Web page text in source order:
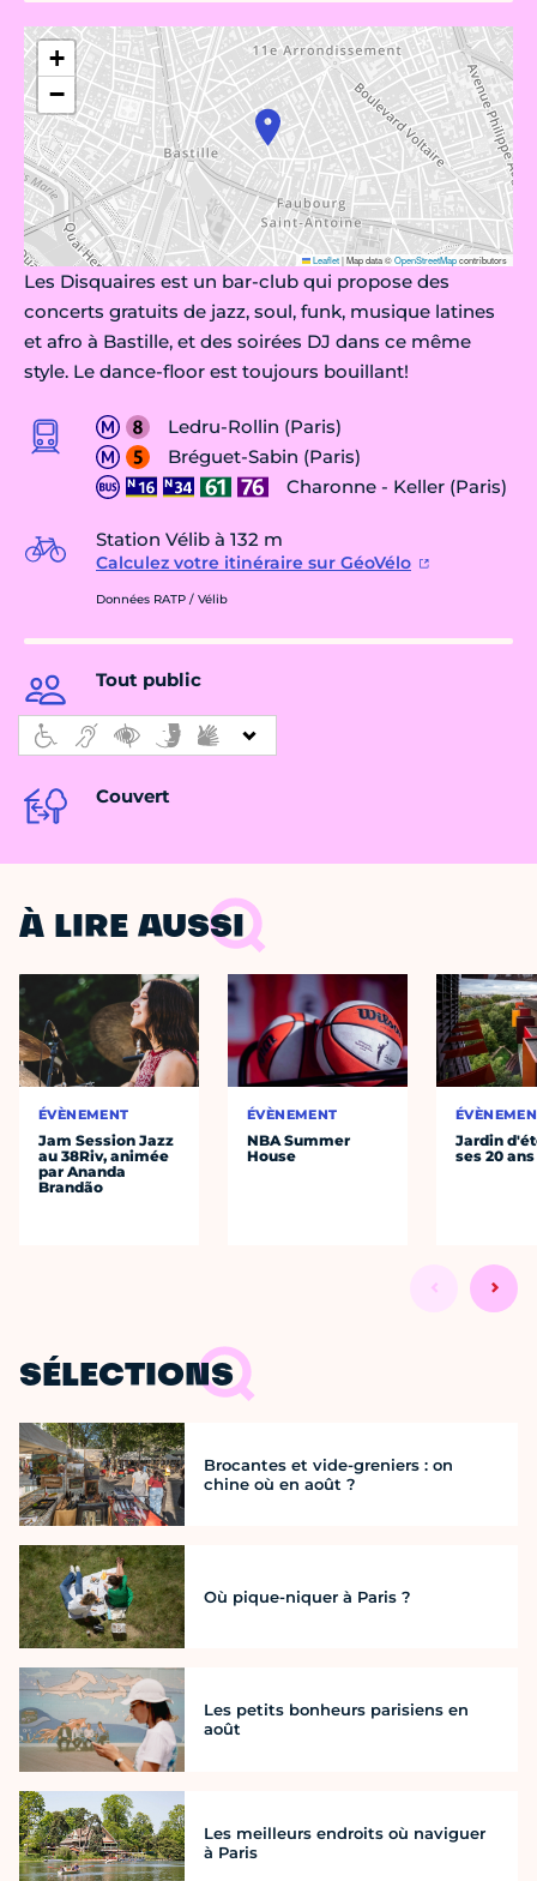
+
−
Leaflet|Map data ©OpenStreetMapcontributors
Les Disquaires est un bar-club qui propose des
concerts gratuits de jazz, soul, funk, musique latines
et afro à Bastille, et des soirées DJ dans ce même
style. Le dance-floor est toujours bouillant!
Ledru-Rollin (Paris)
Bréguet-Sabin (Paris)
Charonne - Keller (Paris)
Station Vélib à 132 m
Calculez votre itinéraire sur GéoVélo
Données RATP / Vélib
Tout public
Couvert
À LIRE AUSSI
ÉVÈNEMENT
Jam Session Jazz
au 38Riv, animée
par Ananda
Brandão
ÉVÈNEMENT
NBA Summer
House
Jardin
ses 20 ans
SÉLECTIONS
Brocantes et vide-greniers : on
chine où en août ?
Où pique-niquer à Paris ?
Les petits bonheurs parisiens en
août
Les meilleurs endroits où naviguer
à Paris